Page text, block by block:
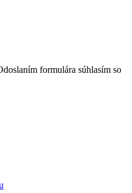
formulára súhlasím so